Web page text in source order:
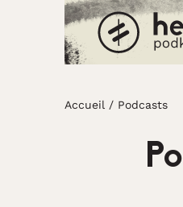
Accueil
Accueil / Podcasts